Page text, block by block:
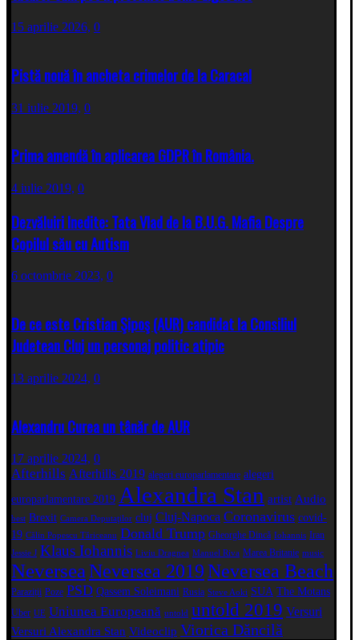
15 aprilie 2026, 0
Pistă nouă în ancheta crimelor de la Caracal
31 iulie 2019, 0
Prima amendă în aplicarea GDPR în România.
4 iulie 2019, 0
Dezvăluiri Inedite: Tata Vlad de la B.U.G. Mafia Despre
Copilul său cu Autism
6 octombrie 2023, 0
De ce este Cristian Şipoş (AUR) candidat la Consiliul
Judetean Cluj un personaj politic atipic
13 aprilie 2024, 0
Alexandru Curea un tânăr de AUR
17 aprilie 2024, 0
Afterhills Afterhills 2019 alegeri europarlamentare alegeri
europarlamentare 2019 Alexandra Stan artist Audio
best Brexit Camera Deputaţilor cluj Cluj-Napoca Coronavirus covid-
19 Călin Popescu Tăriceanu Donald Trump Gheorghe Dincă Iohannis Iran
Jessie J Klaus Iohannis Liviu Dragnea Manuel Riva Marea Britanie music
NeverseaNeversea 2019Neversea Beach
Paraziții Poze PSD Qassem Soleimani Rusia Steve Aoki SUA The Motans
Uber UE Uniunea Europeană untold untold 2019 Versuri
Versuri Alexandra Stan Videoclip Viorica Dăncilă